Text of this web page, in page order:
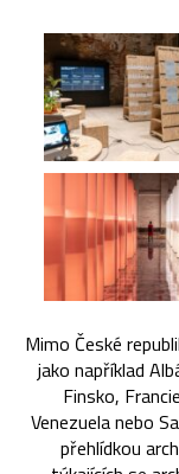
Mimo České
jako například
Finsko,
Venezuela nebo
přehlídkou